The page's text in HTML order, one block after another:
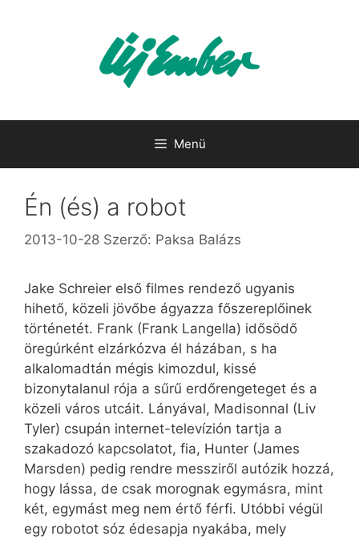
Menü
Én (és) a robot
2013-10-28 Szerző: Paksa Balázs
Jake Schreier első filmes rendező ugyanis
hihető, közeli jövőbe ágyazza főszereplőinek
történetét. Frank (Frank Langella) idősödő
öregúrként elzárkózva él házában, s ha
alkalomadtán mégis kimozdul, kissé
bizonytalanul rója a sűrű erdőrengeteget és a
közeli város utcáit. Lányával, Madisonnal (Liv
Tyler) csupán internet-televízión tartja a
szakadozó kapcsolatot, fia, Hunter (James
Marsden) pedig rendre messziről autózik hozzá,
hogy lássa, de csak morognak egymásra, mint
két, egymást meg nem értő férfi. Utóbbi végül
egy robotot sóz édesapja nyakába, mely